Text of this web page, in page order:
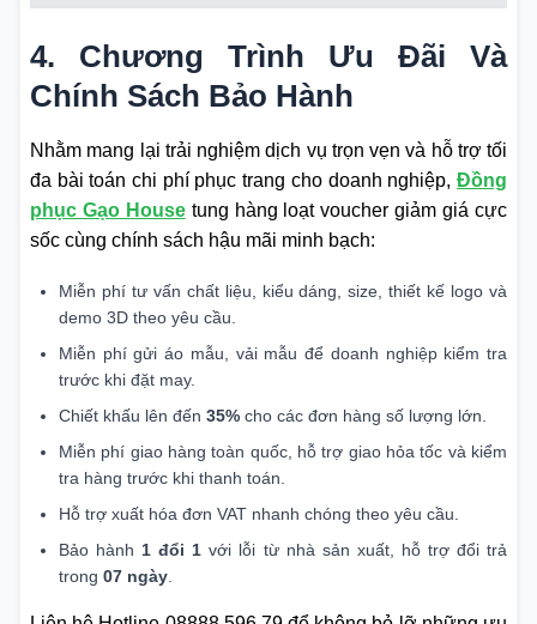
4. Chương Trình Ưu Đãi Và
Chính Sách Bảo Hành
Nhằm mang lại trải nghiệm dịch vụ trọn vẹn và hỗ trợ tối
đa bài toán chi phí phục trang cho doanh nghiệp, Đồng
phục Gạo Housetung hàng loạt voucher giảm giá cực
sốc cùng chính sách hậu mãi minh bạch:
Miễn phí tư vấn chất liệu, kiểu dáng, size, thiết kế logo và
demo 3D theo yêu cầu.
Miễn phí gửi áo mẫu, vải mẫu để doanh nghiệp kiểm tra
trước khi đặt may.
Chiết khấu lên đến 35% cho các đơn hàng số lượng lớn.
Miễn phí giao hàng toàn quốc, hỗ trợ giao hỏa tốc và kiểm
tra hàng trước khi thanh toán.
Hỗ trợ xuất hóa đơn VAT nhanh chóng theo yêu cầu.
Bảo hành1 đổi 1 với lỗi từ nhà sản xuất, hỗ trợ đổi trả
trong 07 ngày.